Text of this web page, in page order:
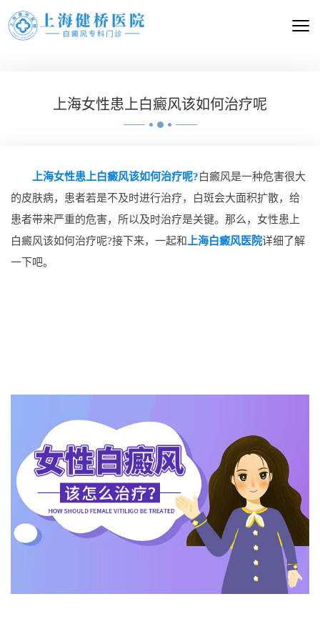
上海女性患上白癜风该如何治疗呢
上海女性患上白癜风该如何治疗呢?白癜风是一种危害很大
的皮肤病，患者若是不及时进行治疗，白斑会大面积扩散，给
患者带来严重的危害，所以及时治疗是关键。那么，女性患上
白癜风该如何治疗呢?接下来，一起和
上海白癜风医院详细了解
一下吧。